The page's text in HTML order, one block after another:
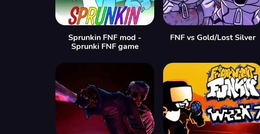
Sprunkin FNF mod -
Sprunki FNF game
FNF vs Gold/Lost Silver